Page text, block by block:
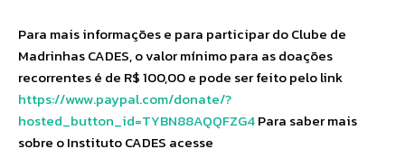
Para mais informações e para participar do Clube de
Madrinhas CADES, o valor mínimo para as doações
recorrentes é de R$ 100,00 e pode ser feito pelo link
https://www.paypal.com/donate/?
hosted_button_id=TYBN88AQQFZG4Para saber mais
sobre o Instituto CADES acesse